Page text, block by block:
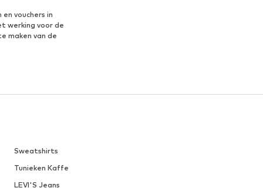
vouchers in
werking voor de
maken van de
Sweatshirts
Tunieken Kaffe
LEVI'S Jeans